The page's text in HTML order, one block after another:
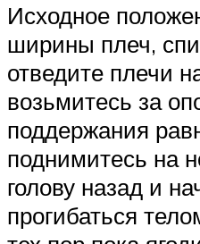
Исходное
ширины плеч,
отведите плечи
возьмитесь за
поддержания
поднимитесь на
голову назад и
прогибаться